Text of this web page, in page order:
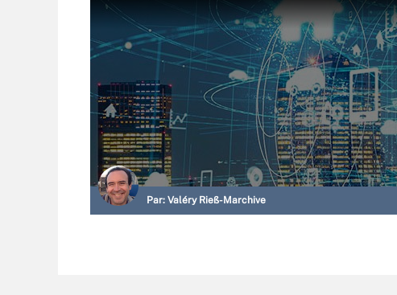
Par: Valéry Rieß-Marchive